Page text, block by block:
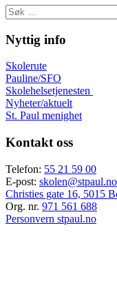
Søk
etter:
Nyttig info
Skolerute
Pauline/SFO
Skolehelsetjenesten
Nyheter/aktuelt
St. Paul menighet
Kontakt oss
Telefon: 55 21 59 00
E-post: skolen@stpaul.no
Christies gate 16, 5015
Org. nr. 971 561 688
Personvern stpaul.no